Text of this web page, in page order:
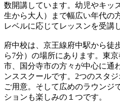
数開講しています。幼児やキッ
生から大人）まで幅広い年代の
レベルに応じてレッスンを受講
府中校は、京王線府中駅から徒
ら7分）の場所にあります。東
市、国分寺市の方々が中心に通
ンススクールです。2つのスタ
ご用意。そして広めのラウンジ
ションも楽しみの１つです。